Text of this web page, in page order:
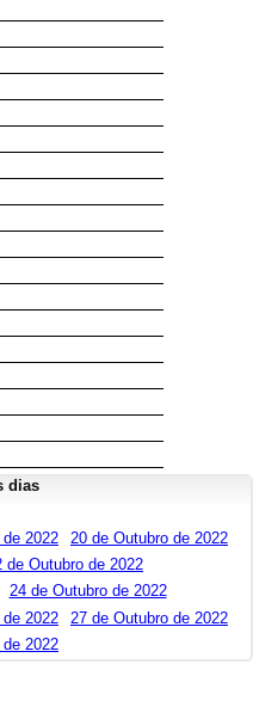
dias
2022
20 de Outubro de 2022
de Outubro de 2022
24 de Outubro de 2022
2022
27 de Outubro de 2022
2022